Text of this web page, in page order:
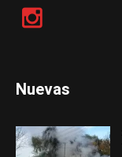
Nuevas